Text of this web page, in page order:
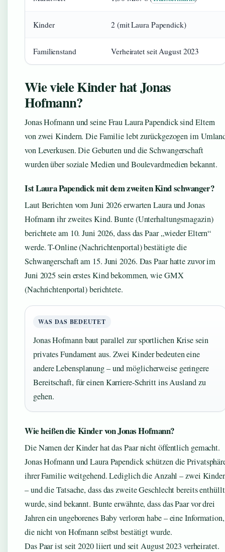
Kinder 2 (mit Laura Papendick)
Familienstand Verheiratet seit August 2023
Wie viele Kinder hat Jonas
Hofmann?
Jonas Hofmann und seine Frau Laura Papendick sind Eltern
von zwei Kindern. Die Familie lebt zurückgezogen im
von Leverkusen. Die Geburten und die Schwangerschaft
wurden über soziale Medien und Boulevardmedien bekannt.
Ist Laura Papendick mit dem zweiten Kind schwanger?
Laut Berichten vom Juni 2026 erwarten Laura und Jonas
Hofmann ihr zweites Kind. Bunte (Unterhaltungsmagazin)
berichtete am 10. Juni 2026, dass das Paar „wieder Eltern“
werde. T-Online (Nachrichtenportal) bestätigte die
Schwangerschaft am 15. Juni 2026. Das Paar hatte zuvor im
Juni 2025 sein erstes Kind bekommen, wie GMX
(Nachrichtenportal) berichtete.
WAS DAS BEDEUTET
Jonas Hofmann baut parallel zur sportlichen Krise sein
privates Fundament aus. Zwei Kinder bedeuten eine
andere Lebensplanung – und möglicherweise geringere
Bereitschaft, für einen Karriere-Schritt ins Ausland zu
gehen.
Wie heißen die Kinder von Jonas Hofmann?
Die Namen der Kinder hat das Paar nicht öffentlich gemacht.
Jonas Hofmann und Laura Papendick schützen die
ihrer Familie weitgehend. Lediglich die Anzahl – zwei Kinder
– und die Tatsache, dass das zweite Geschlecht bereits enthüllt
wurde, sind bekannt. Bunte erwähnte, dass das Paar vor drei
Jahren ein ungeborenes Baby verloren habe – eine Information,
die nicht von Hofmann selbst bestätigt wurde.
Das Paar ist seit 2020 liiert und seit August 2023 verheiratet.